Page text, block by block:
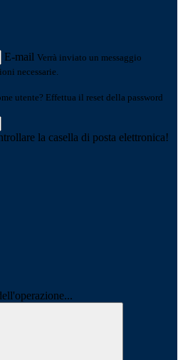
E-mail Verrà inviato un messaggio
necessarie.
utente? Effettua il reset della password
la casella di posta elettronica!